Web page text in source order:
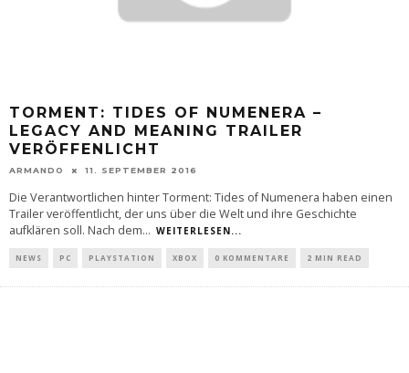
TORMENT: TIDES OF NUMENERA –
LEGACY AND MEANING TRAILER
VERÖFFENLICHT
ARMANDO 11. SEPTEMBER 2016
Die Verantwortlichen hinter Torment: Tides of Numenera haben einen
Trailer veröffentlicht, der uns über die Welt und ihre Geschichte
aufklären soll. Nach dem... WEITERLESEN...
NEWS PC PLAYSTATION XBOX 0 KOMMENTARE 2 MIN READ